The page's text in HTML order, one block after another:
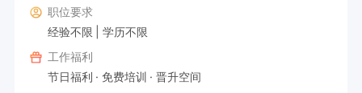
职位要求
经验不限
学历不限
工作福利
节日福利
免费培训
晋升空间